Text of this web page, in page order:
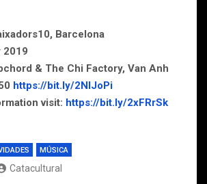
Barcelona
2019
& The Chi Factory, Van Anh
https://bit.ly/2NIJoPi
visit: https://bit.ly/2xFRrSk
MÚSICA
Catacultural